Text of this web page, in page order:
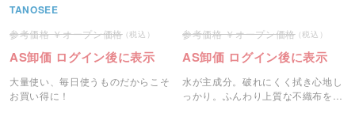
TANOSEE
オープン価格
AS卸価 ログイン後に表示
大量使い、毎日使うものだからこそ
お買い得に！
オープン価格
AS卸価 ログイン後に表示
水が主成分。破れにくく拭き心地し
っかり。ふんわり上質な不織布を使